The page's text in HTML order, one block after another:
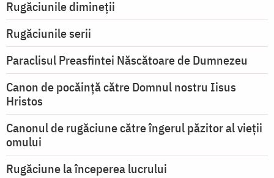
Rugăciunile dimineții
Rugăciunile serii
Paraclisul Preasfintei Născătoare de Dumnezeu
Canon de pocăință către Domnul nostru Iisus
Hristos
Canonul de rugăciune către îngerul păzitor al vieții
omului
Rugăciune la începerea lucrului